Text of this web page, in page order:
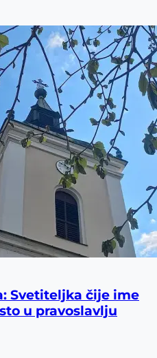
Svetiteljka čije ime
u pravoslavlju